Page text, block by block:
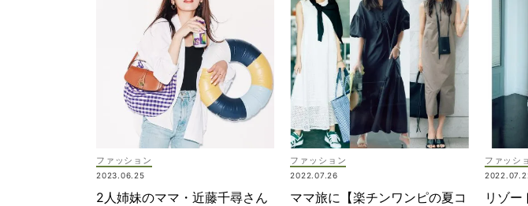
#カラーワンピ
#ワンピースコーデ
#旅コーデ
ファッション
2023.06.25
2人姉妹のママ・近藤千尋さん
ファッション
2022.07.26
ママ旅に【楽チンワンピの夏コ
ファッシ
リゾー